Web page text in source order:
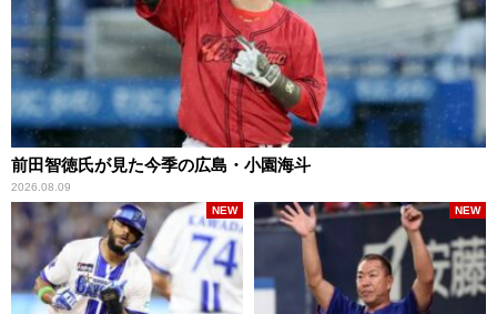
前田智徳氏が見た今季の広島・小園海斗
2026.08.09
NEW NEW